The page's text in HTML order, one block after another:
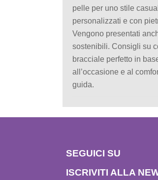
pelle per uno stile
personalizzati e con
Vengono presentati
sostenibili. Consigli su
bracciale perfetto in
all’occasione e al
guida.
SEGUICI SU
ISCRIVITI ALLA